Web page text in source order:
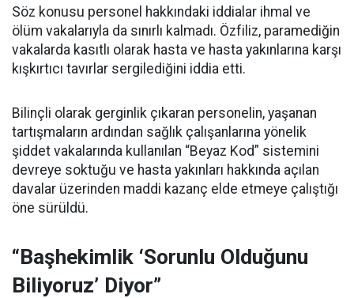
Söz konusu personel hakkındaki iddialar ihmal ve
ölüm vakalarıyla da sınırlı kalmadı. Özfiliz, paramediğin
vakalarda kasıtlı olarak hasta ve hasta yakınlarına karşı
kışkırtıcı tavırlar sergilediğini iddia etti.
Bilinçli olarak gerginlik çıkaran personelin, yaşanan
tartışmaların ardından sağlık çalışanlarına yönelik
şiddet vakalarında kullanılan “Beyaz Kod” sistemini
devreye soktuğu ve hasta yakınları hakkında açılan
davalar üzerinden maddi kazanç elde etmeye çalıştığı
öne sürüldü.
“Başhekimlik ‘Sorunlu Olduğunu
Biliyoruz’ Diyor”